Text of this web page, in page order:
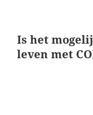
Is het
leven met